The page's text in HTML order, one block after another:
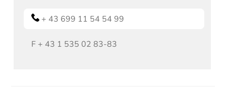
+ 43 699 11 54 54 99
F + 43 1 535 02 83-83